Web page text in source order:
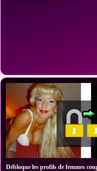
Débloque les profils de femmes